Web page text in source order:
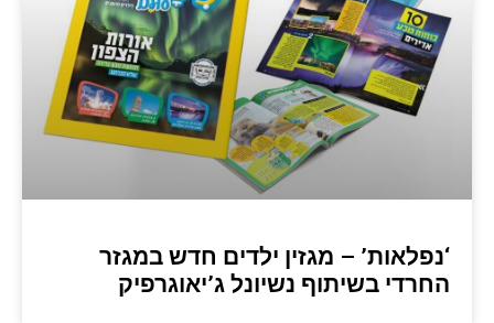
‘נפלאות’ – מגזין ילדים חדש במגזר
החרדי בשיתוף נשיונל ג’יאוגרפיק